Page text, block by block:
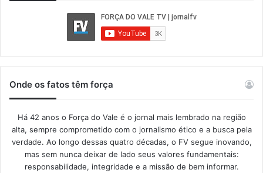
Onde os fatos têm força
Há 42 anos o Força do Vale é o jornal mais lembrado na região
alta, sempre comprometido com o jornalismo ético e a busca pela
verdade. Ao longo dessas quatro décadas, o FV segue inovando,
mas sem nunca deixar de lado seus valores fundamentais:
responsabilidade, integridade e a missão de bem informar.​